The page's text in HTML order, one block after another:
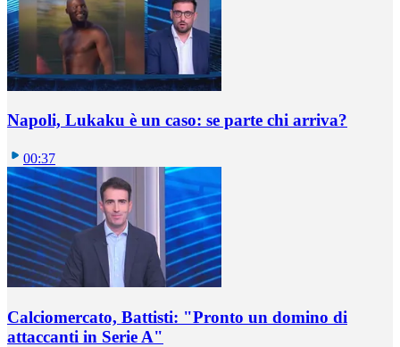
Napoli, Lukaku è un caso: se parte chi arriva?
00:37
Calciomercato, Battisti: "Pronto un domino di
attaccanti in Serie A"